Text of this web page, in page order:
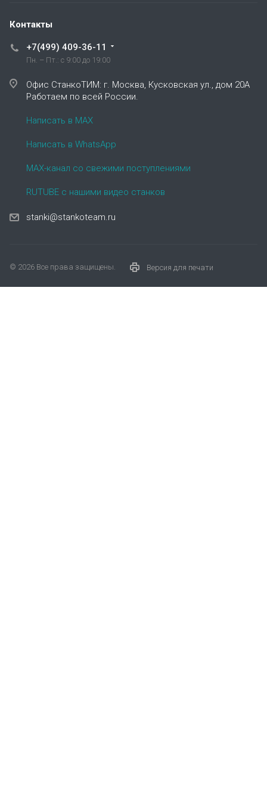
Контакты
+7(499) 409-36-11
Пн. – Пт.: с 9:00 до 19:00
Офис СтанкоТИМ: г. Москва, Кусковская ул., дом 20А
Работаем по всей России.
Написать в MAX
Написать в WhatsApp
MAX-канал со свежими поступлениями
RUTUBE с нашими видео станков
stanki@stankoteam.ru
© 2026 Все права защищены. Версия для печати